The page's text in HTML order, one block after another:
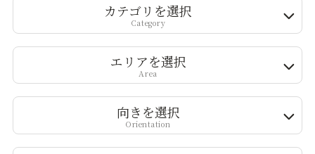
カテゴリを選択
Category
エリアを選択
Area
向きを選択
Orientation